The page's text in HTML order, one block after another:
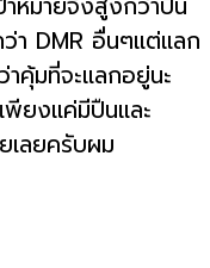
าหมายจึงสูงกว่าปืน
ว่า DMR อื่นๆแต่แลก
าคุ้มที่จะแลกอยู่นะ
พียงแค่มีปืนและ
เลยครับผม